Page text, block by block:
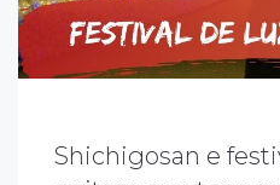
Shichigosan e